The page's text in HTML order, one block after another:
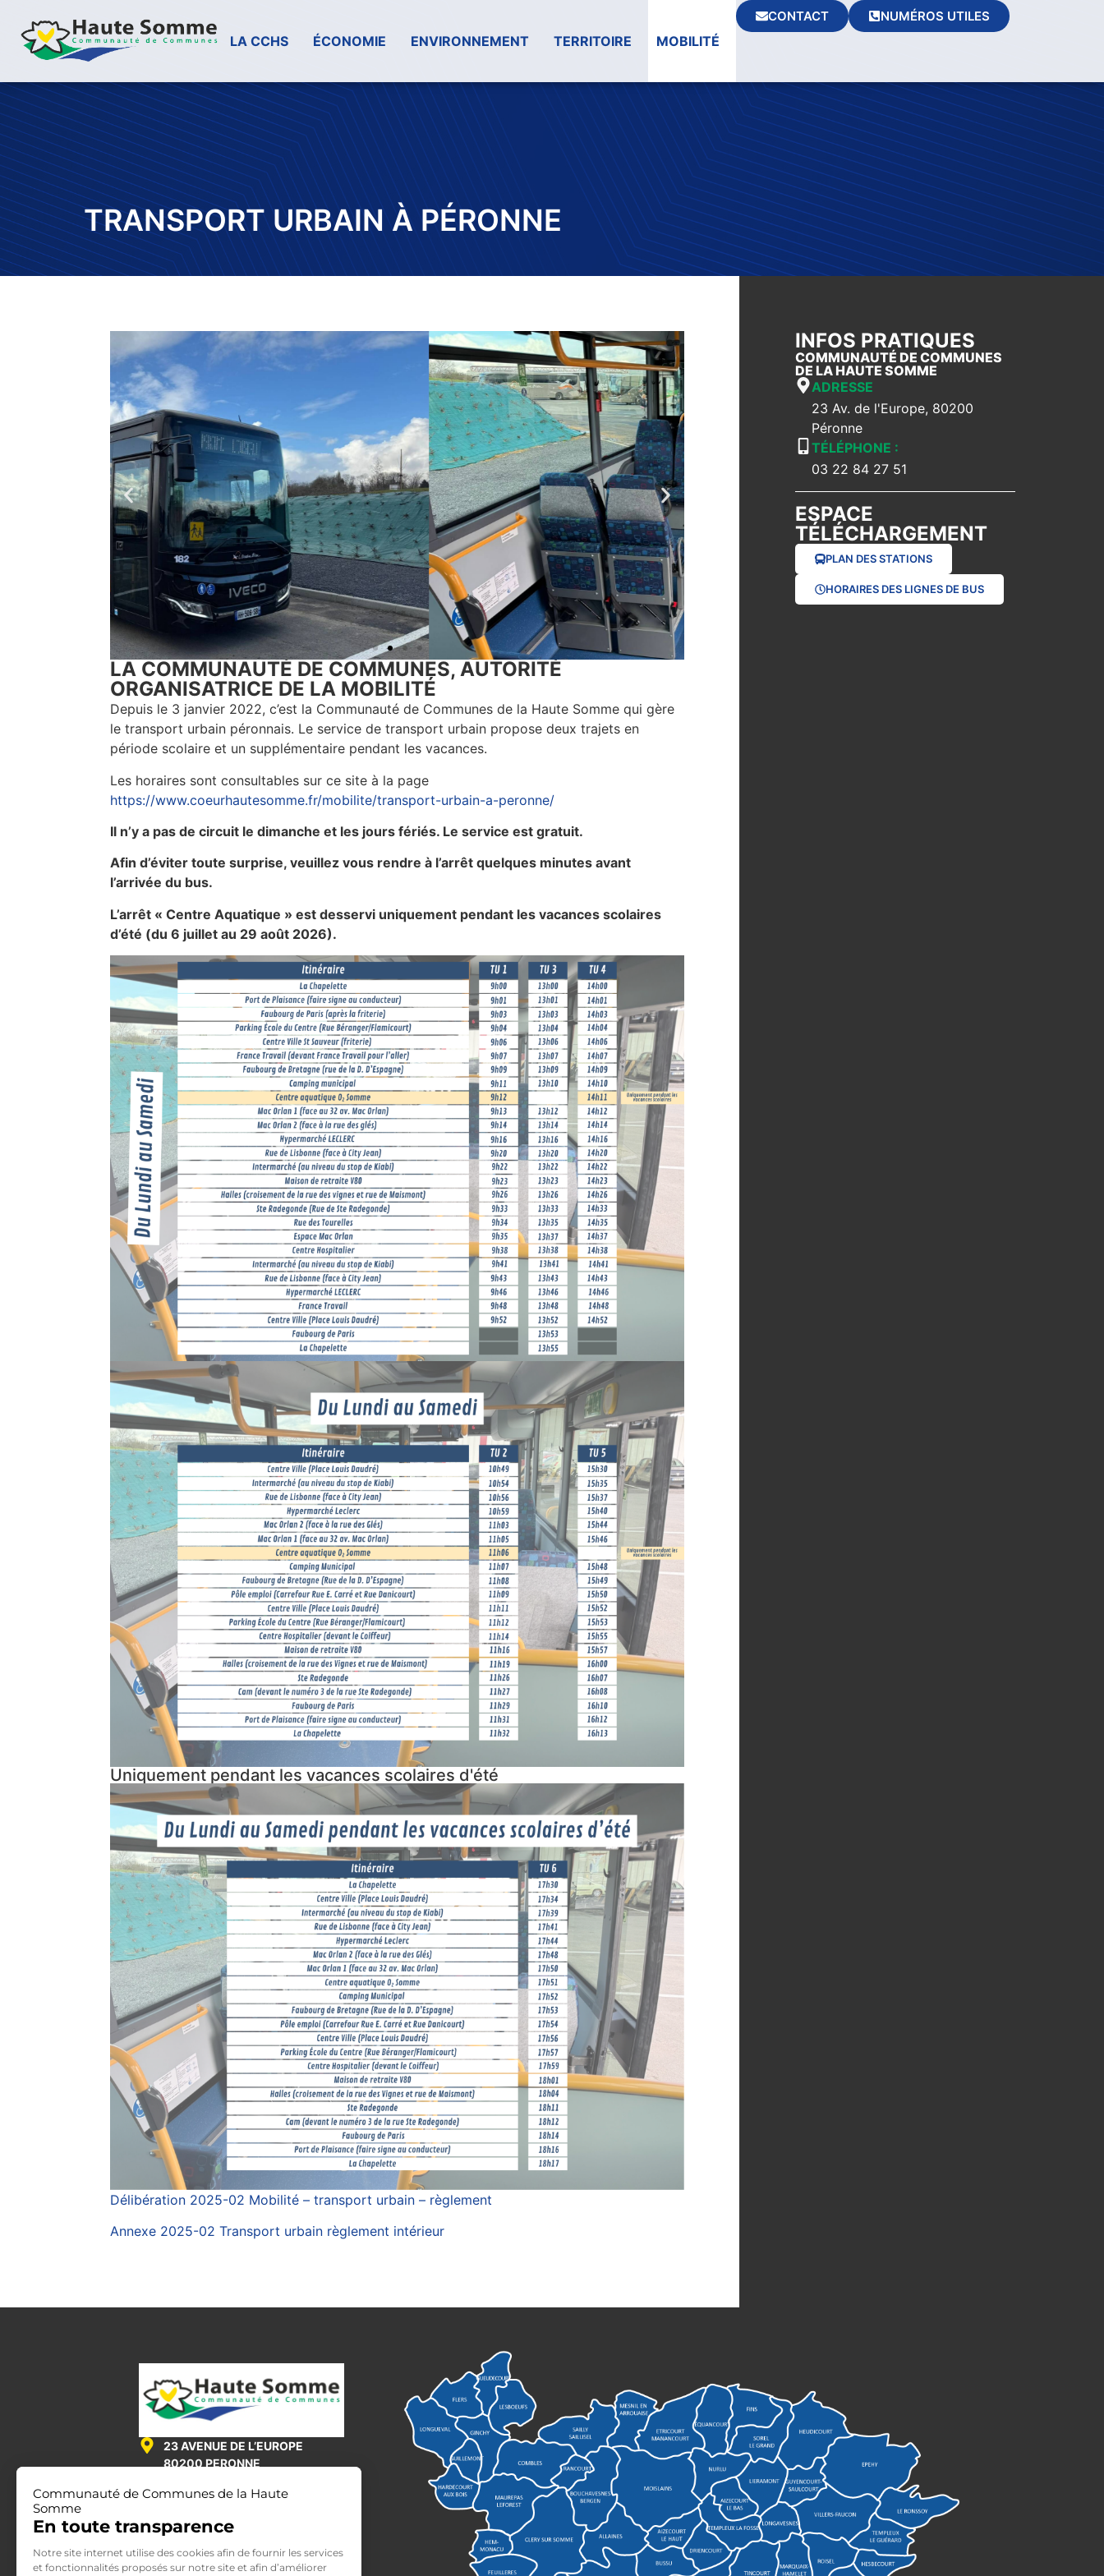
LA CCHS ÉCONOMIE ENVIRONNEMENT TERRITOIRE MOBILITÉ
CONTACT NUMÉROS UTILES
TRANSPORT URBAIN À PÉRONNE
LA COMMUNAUTÉ DE COMMUNES, AUTORITÉ
ORGANISATRICE DE LA MOBILITÉ
Depuis le 3 janvier 2022, c’est la Communauté de Communes de la Haute Somme qui gère
le transport urbain péronnais. Le service de transport urbain propose deux trajets en
période scolaire et un supplémentaire pendant les vacances.
Les horaires sont consultables sur ce site à la page
https://www.coeurhautesomme.fr/mobilite/transport-urbain-a-peronne/
Il n’y a pas de circuit le dimanche et les jours fériés. Le service est gratuit.
Afin d’éviter toute surprise, veuillez vous rendre à l’arrêt quelques minutes avant
l’arrivée du bus.
L’arrêt « Centre Aquatique » est desservi uniquement pendant les vacances scolaires
d’été (du 6 juillet au 29 août 2026).
Uniquement pendant les vacances scolaires d'été
Délibération 2025-02 Mobilité – transport urbain – règlement
Annexe 2025-02 Transport urbain règlement intérieur
INFOS PRATIQUES
COMMUNAUTÉ DE COMMUNES
DE LA HAUTE SOMME
ADRESSE
23 Av. de l'Europe, 80200
Péronne
TÉLÉPHONE :
03 22 84 27 51
ESPACE
TÉLÉCHARGEMENT
PLAN DES STATIONS
HORAIRES DES LIGNES DE BUS
23 AVENUE DE L’EUROPE
80200 PERONNE
LUNDI - VENDREDI
8H-12H & 13H30-17H
Communauté de Communes de la Haute
Somme
En toute transparence
Notre site internet utilise des cookies afin de fournir les services
et fonctionnalités proposés sur notre site et afin d’améliorer